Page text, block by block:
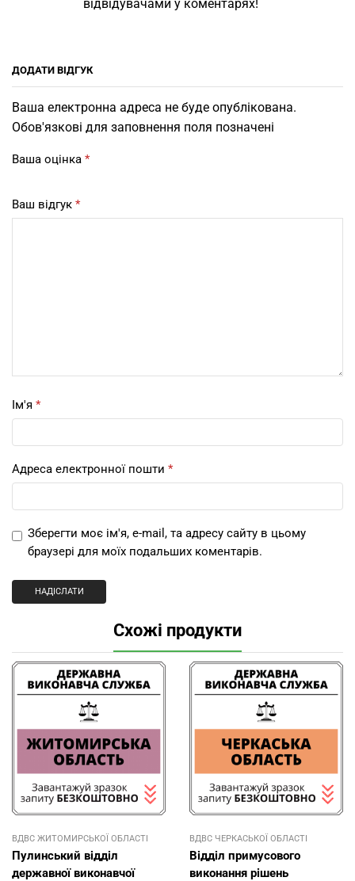
відвідувачами у коментарях!
ДОДАТИ ВІДГУК
Ваша електронна адреса не буде опублікована.
Обов'язкові для заповнення поля позначені
Ваша оцінка *
Ваш відгук *
Ім'я *
Адреса електронної пошти *
Зберегти моє ім'я, e-mail, та адресу сайту в цьому
браузері для моїх подальших коментарів.
Схожі продукти
ВДВС ЖИТОМИРСЬКОЇ ОБЛАСТІ
Пулинський відділ
державної виконавчої
ВДВС ЧЕРКАСЬКОЇ ОБЛАСТІ
Відділ примусового
виконання рішень